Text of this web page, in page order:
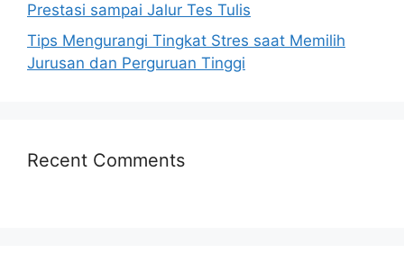
Prestasi sampai Jalur Tes Tulis
Tips Mengurangi Tingkat Stres saat Memilih
Jurusan dan Perguruan Tinggi
Recent Comments